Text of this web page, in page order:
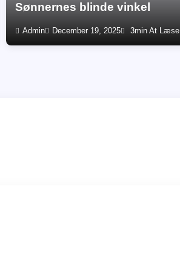
Sønnernes blinde vinkel
Admin December 19, 2025 3min At Læse